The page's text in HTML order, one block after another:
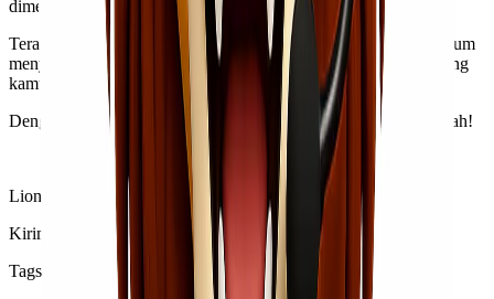
dimensi paket.
Terakhir, lakukan pembayaran sesuai tarif yang ditentukan sebelum
menyerahkan paket kepada petugas. Dalam waktu singkat, barang
kamu siap untuk diperjalanan menuju tujuan di Samarinda!
Dengan Lionel Express pengiriman kamu lebih mudah dan murah!
Lionel Express,
Kirim tanpa ribet, sampai lebih cepat!
Tags